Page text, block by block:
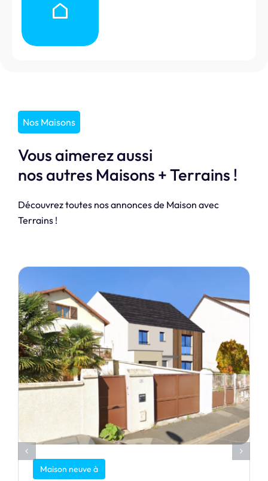
Nos Maisons
Vous aimerez aussi
nos autres Maisons + Terrains !
Découvrez toutes nos annonces de Maison avec
Terrains !
Maison neuve à